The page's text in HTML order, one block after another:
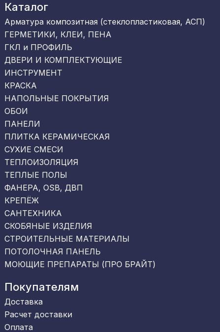
Каталог
Арматура композитная (стеклопластиковая, АСП)
ГЕРМЕТИКИ, КЛЕИ, ПЕНА
ГКЛ и ПРОФИЛЬ
ДВЕРИ И КОМПЛЕКТУЮЩИЕ
ИНСТРУМЕНТ
КРАСКА
НАПОЛЬНЫЕ ПОКРЫТИЯ
ОБОИ
ПАНЕЛИ
ПЛИТКА КЕРАМИЧЕСКАЯ
СУХИЕ СМЕСИ
ТЕПЛОИЗОЛЯЦИЯ
ТЕПЛЫЕ ПОЛЫ
ФАНЕРА, OSB, ДВП
КРЕПЁЖ
САНТЕХНИКА
СКОБЯНЫЕ ИЗДЕЛИЯ
СТРОИТЕЛЬНЫЕ МАТЕРИАЛЫ
ПОТОЛОЧНАЯ ПАНЕЛЬ
МОЮЩИЕ ПРЕПАРАТЫ (ПРО БРАЙТ)
Покупателям
Доставка
Расчет доставки
Оплата